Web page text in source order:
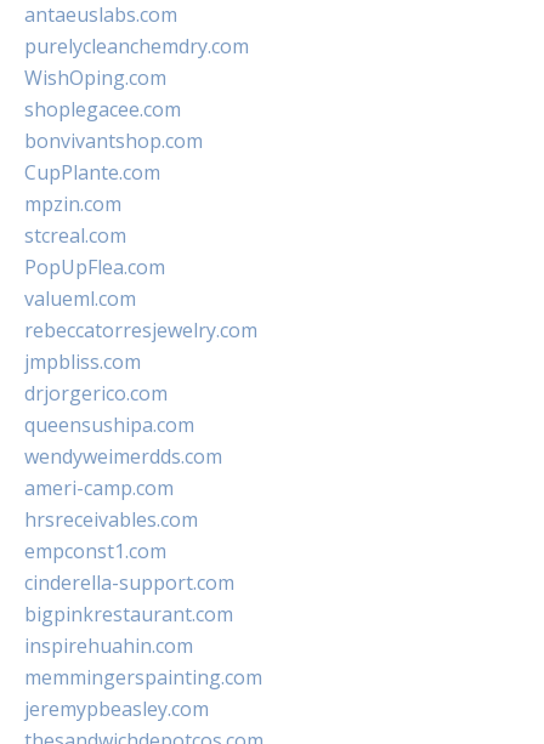
antaeuslabs.com
purelycleanchemdry.com
WishOping.com
shoplegacee.com
bonvivantshop.com
CupPlante.com
mpzin.com
stcreal.com
PopUpFlea.com
valueml.com
rebeccatorresjewelry.com
jmpbliss.com
drjorgerico.com
queensushipa.com
wendyweimerdds.com
ameri-camp.com
hrsreceivables.com
empconst1.com
cinderella-support.com
bigpinkrestaurant.com
inspirehuahin.com
memmingerspainting.com
jeremypbeasley.com